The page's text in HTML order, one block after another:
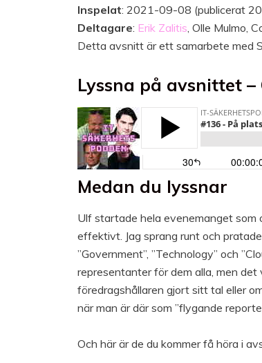
Inspelat: 2021-09-08 (publicerat
Deltagare: Erik Zalitis, Olle Mulmo,
Detta avsnitt är ett samarbete med
Lyssna på avsnittet –
Medan du lyssnar
Ulf startade hela evenemanget som
effektivt. Jag sprang runt och
”Government”, ”Technology” och
representanter för dem alla, men
föredragshållaren gjort sitt tal eller
när man är där som ”flygande
Och här är de du kommer få höra i